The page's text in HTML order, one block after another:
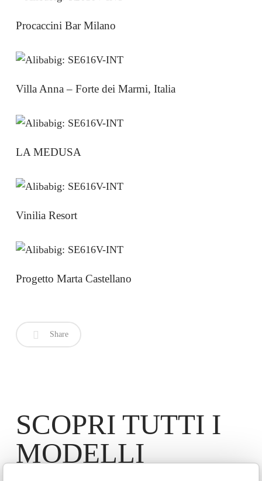
Procaccini Bar Milano
Villa Anna – Forte dei Marmi, Italia
LA MEDUSA
Vinilia Resort
Progetto Marta Castellano
Share
SCOPRI TUTTI I
MODELLI